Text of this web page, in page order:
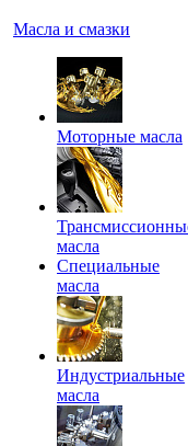
Масла и смазки
Моторные масла
масла
Специальные
масла
Индустриальные
масла